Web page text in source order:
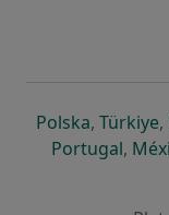
Polskaotwiera
, Türkiye,
Portugal,